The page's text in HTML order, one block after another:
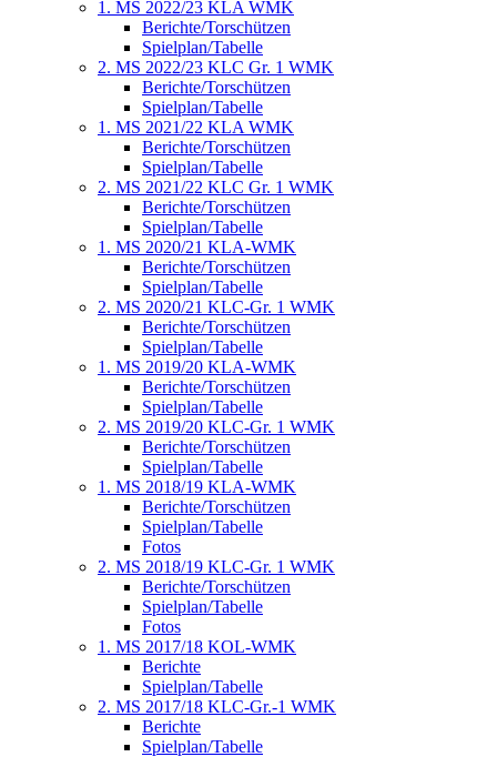
1. MS 2022/23 KLA WMK
Berichte/Torschützen
Spielplan/Tabelle
2. MS 2022/23 KLC Gr. 1 WMK
Berichte/Torschützen
Spielplan/Tabelle
1. MS 2021/22 KLA WMK
Berichte/Torschützen
Spielplan/Tabelle
2. MS 2021/22 KLC Gr. 1 WMK
Berichte/Torschützen
Spielplan/Tabelle
1. MS 2020/21 KLA-WMK
Berichte/Torschützen
Spielplan/Tabelle
2. MS 2020/21 KLC-Gr. 1 WMK
Berichte/Torschützen
Spielplan/Tabelle
1. MS 2019/20 KLA-WMK
Berichte/Torschützen
Spielplan/Tabelle
2. MS 2019/20 KLC-Gr. 1 WMK
Berichte/Torschützen
Spielplan/Tabelle
1. MS 2018/19 KLA-WMK
Berichte/Torschützen
Spielplan/Tabelle
Fotos
2. MS 2018/19 KLC-Gr. 1 WMK
Berichte/Torschützen
Spielplan/Tabelle
Fotos
1. MS 2017/18 KOL-WMK
Berichte
Spielplan/Tabelle
2. MS 2017/18 KLC-Gr.-1 WMK
Berichte
Spielplan/Tabelle